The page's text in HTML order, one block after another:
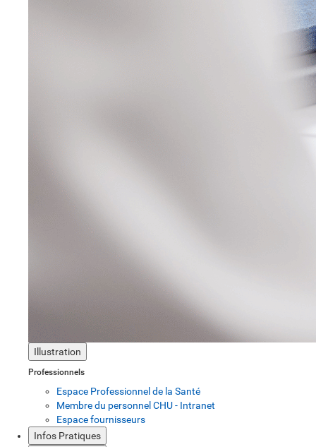
Illustration
Professionnels
Espace Professionnel de la Santé
Membre du personnel CHU - Intranet
Espace fournisseurs
Infos Pratiques